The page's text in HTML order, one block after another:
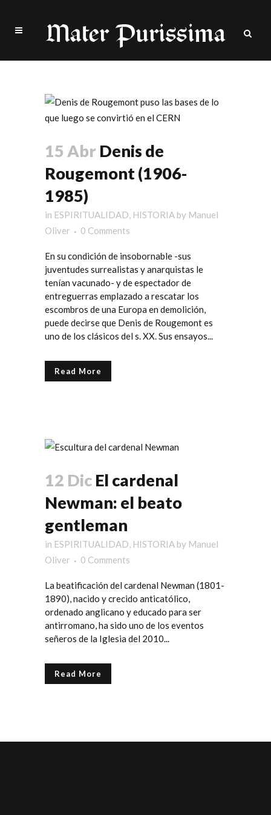
15 Abr Denis de
Rougemont (1906-
1985)
in ESPIRITUALIDAD, HISTORIA by Manuel
Oliver
0 Comments
En su condición de insobornable -sus
juventudes surrealistas y anarquistas le
tenían vacunado- y de espectador de
entreguerras emplazado a rescatar los
escombros de una Europa en demolición,
puede decirse que Denis de Rougemont es
uno de los clásicos del s. XX. Sus ensayos...
Read More
12 Dic El cardenal
Newman: el beato
gentleman
in ESPIRITUALIDAD, HISTORIA by Manuel
Oliver
0 Comments
La beatificación del cardenal Newman (1801-
1890), nacido y crecido anticatólico,
ordenado anglicano y educado para ser
antirromano, ha sido uno de los eventos
señeros de la Iglesia del 2010...
Read More